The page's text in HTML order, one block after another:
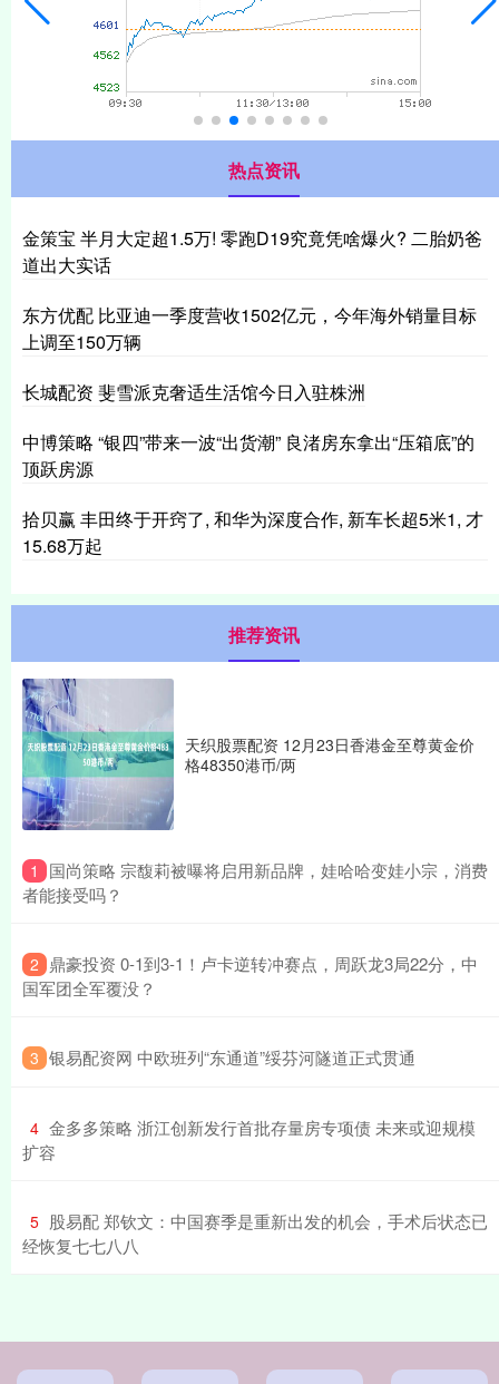
热点资讯
金策宝 半月大定超1.5万! 零跑D19究竟凭啥爆火? 二胎奶爸
道出大实话
东方优配 比亚迪一季度营收1502亿元，今年海外销量目标
上调至150万辆
长城配资 斐雪派克奢适生活馆今日入驻株洲
中博策略 “银四”带来一波“出货潮” 良渚房东拿出“压箱底”的
顶跃房源
拾贝赢 丰田终于开窍了, 和华为深度合作, 新车长超5米1, 才
15.68万起
推荐资讯
天织股票配资 12月23日香港金至尊黄金价
格48350港币/两
1
​国尚策略 宗馥莉被曝将启用新品牌，娃哈哈变娃小宗，消费
者能接受吗？
2 ​鼎豪投资 0-1到3-1！卢卡逆转冲赛点，周跃龙3局22分，中
国军团全军覆没？
3 ​银易配资网 中欧班列“东通道”绥芬河隧道正式贯通
4 ​金多多策略 浙江创新发行首批存量房专项债 未来或迎规模
扩容
5 ​股易配 郑钦文：中国赛季是重新出发的机会，手术后状态已
经恢复七七八八